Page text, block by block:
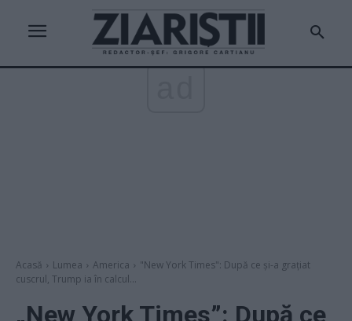
Acasă Lumea America
"New York Times": După ce și-a grațiat
cuscrul, Trump ia în calcul...
„New York Times”: După ce